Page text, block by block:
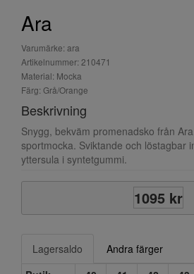
Ara
Varumärke: ara
Artikelnummer: 210471
Material: Mocka
Färg: Grå/Orange
Beskrivning
Snygg, bekväm promenadsko från
sportmocka. Sviktande och löstagbar
yttersula i syntetgummi.
1095 kr
Lagersaldo
Andra färger